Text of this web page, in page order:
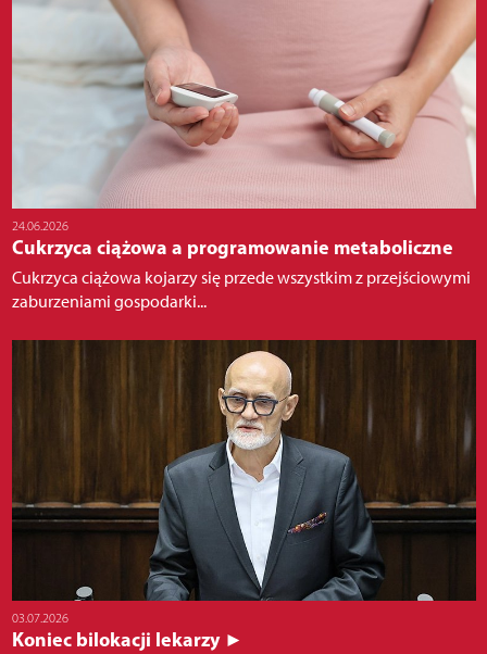
24.06.2026
Cukrzyca ciążowa a programowanie metaboliczne
Cukrzyca ciążowa kojarzy się przede wszystkim z przejściowymi
zaburzeniami gospodarki...
03.07.2026
Koniec bilokacji lekarzy ►